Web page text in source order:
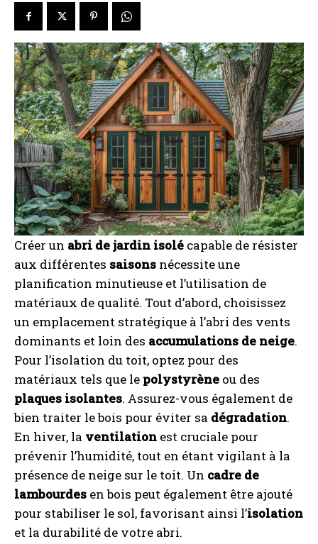
Créer un abri de jardin isolé capable de résister
aux différentes saisons nécessite une
planification minutieuse et l’utilisation de
matériaux de qualité. Tout d’abord, choisissez
un emplacement stratégique à l’abri des vents
dominants et loin des accumulations de neige.
Pour l’isolation du toit, optez pour des
matériaux tels que le polystyrène ou des
plaques isolantes. Assurez-vous également de
bien traiter le bois pour éviter sa dégradation.
En hiver, la ventilation est cruciale pour
prévenir l’humidité, tout en étant vigilant à la
présence de neige sur le toit. Un cadre de
lambourdes en bois peut également être ajouté
pour stabiliser le sol, favorisant ainsi l’isolation
et la durabilité de votre abri.